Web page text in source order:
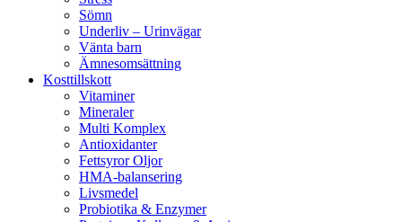
Sömn
Underliv – Urinvägar
Vänta barn
Ämnesomsättning
Kosttillskott
Vitaminer
Mineraler
Multi Komplex
Antioxidanter
Fettsyror Oljor
HMA-balansering
Livsmedel
Probiotika & Enzymer